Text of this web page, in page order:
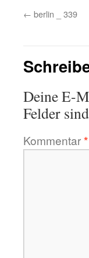
← berlin _ 339
Deine E-
Felder
Kommentar*